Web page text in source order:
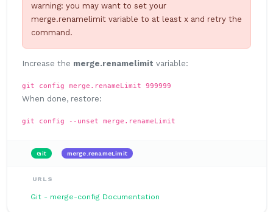
warning: you may want to set your
merge.renamelimit variable to at least x and retry the
command.
Increase the merge.renamelimit variable:
git config merge.renameLimit 999999
When done, restore:
git config --unset merge.renameLimit
Git merge.renameLimit
URLS
Git - merge-config Documentation